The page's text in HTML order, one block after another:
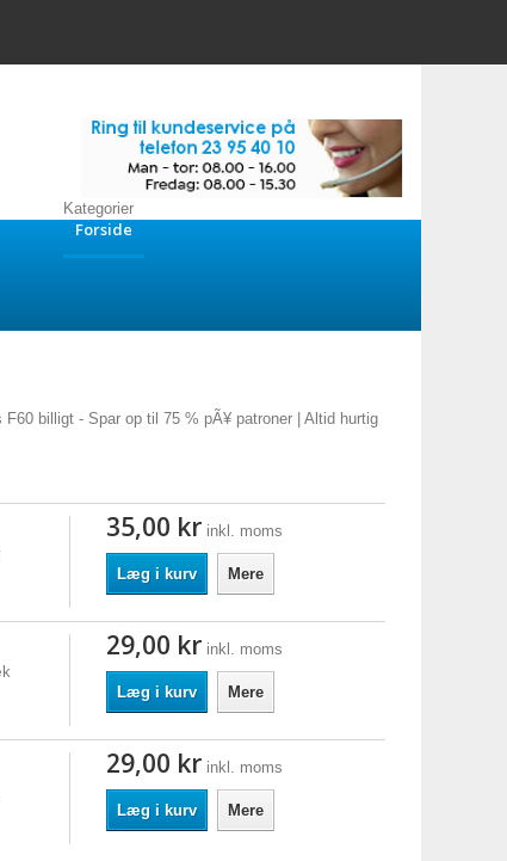
Kategorier
Forside
billigt - Spar op til 75 % pÃ¥ patroner | Altid hurtig
35,00 kr inkl. moms
Læg i kurv Mere
29,00 kr inkl. moms
Læg i kurv Mere
29,00 kr inkl. moms
Læg i kurv Mere